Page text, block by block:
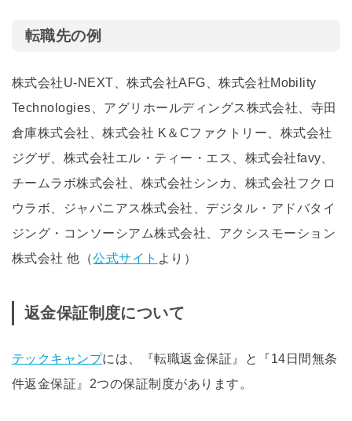
転職先の例
株式会社U-NEXT、株式会社AFG、株式会社Mobility
Technologies、アグリホールディングス株式会社、寺田
倉庫株式会社、株式会社 K＆Cファクトリー、株式会社
ジグザ、株式会社エル・ティー・エス、株式会社favy、
チームラボ株式会社、株式会社シンカ、株式会社フクロ
ウラボ、ジャパニアス株式会社、デジタル・アドバタイ
ジング・コンソーシアム株式会社、アクシスモーション
株式会社 他（公式サイト より）
返金保証制度について
テックキャンプには、『転職返金保証』と『14日間無条
件返金保証』2つの保証制度があります。